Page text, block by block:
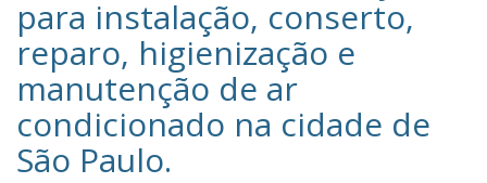
para instalação, conserto,
reparo, higienização e
manutenção de ar
condicionado na cidade de
São Paulo.